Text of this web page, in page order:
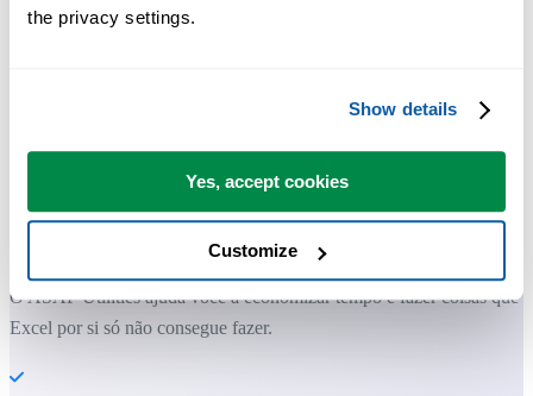
the privacy settings.
Show details
Yes, accept cookies
Customize
Ferramentas práticas que muitos usuários do Excel gostariam de ter
Economize tempo no Excel. Simples assim.
O ASAP Utilities ajuda você a economizar tempo e fazer coisas que o
Excel por si só não consegue fazer.